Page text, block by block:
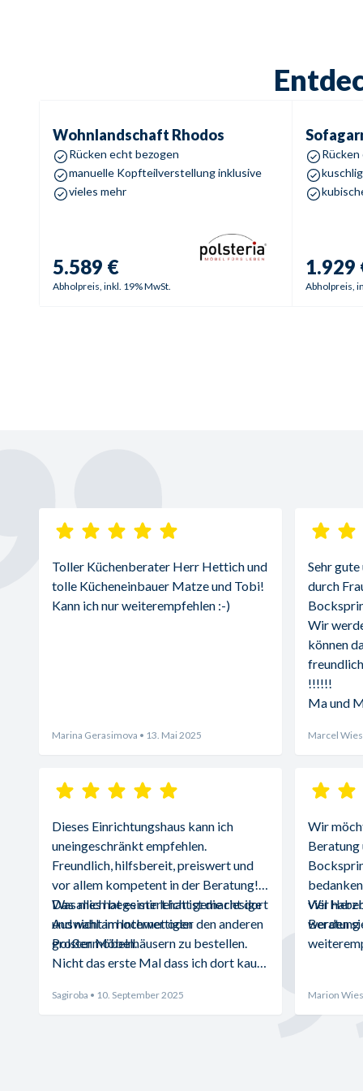
Wohnlandschaft Rhodos
Rücken echt bezogen
manuelle Kopfteilverstellung inklusive
vieles mehr
5.589 €
Abholpreis, inkl. 19% MwSt.
1.929
Abholpreis,
Toller Küchenberater Herr Hettich und
tolle Kücheneinbauer Matze und Tobi!
Kann ich nur weiterempfehlen :-)
Marina Gerasimova • 13. Mai 2025
Dieses Einrichtungshaus kann ich
uneingeschränkt empfehlen.
Freundlich, hilfsbereit, preiswert und
vor allem kompetent in der Beratung!
Was mich begeistert hat ist die riesige
Auswahl an hochwertigen
Polstermöbeln.
Das alles hat es mir leicht gemacht dort
und nicht im Internet oder den anderen
großen Möbelhäusern zu bestellen.
Nicht das erste Mal dass ich dort kaufe
Sagiroba • 10. September 2025
Sehr
durch
Wir
können
!!!!!!
Ma und
Marcel
Wir
Beratung
viel
Beratung
Wir
werden
Marion